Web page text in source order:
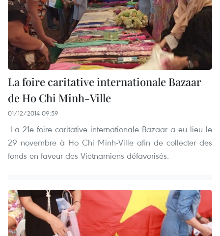
La foire caritative internationale Bazaar
de Ho Chi Minh-Ville
01/12/2014 09:59
La 21e foire caritative internationale Bazaar a eu lieu le
29 novembre à Ho Chi Minh-Ville afin de collecter des
fonds en faveur des Vietnamiens défavorisés.